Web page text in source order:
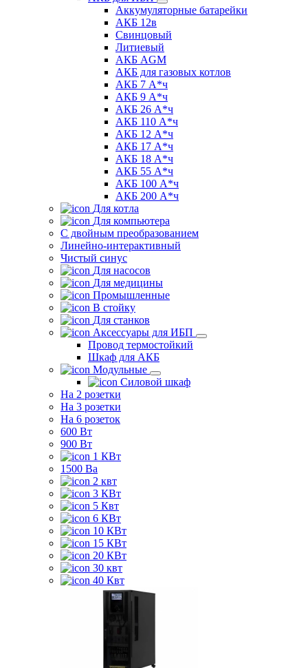
Аккумуляторные батарейки
АКБ 12в
Свинцовый
Литиевый
АКБ AGM
АКБ для газовых котлов
АКБ 7 А*ч
АКБ 9 А*ч
АКБ 26 А*ч
АКБ 110 А*ч
АКБ 12 А*ч
АКБ 17 А*ч
АКБ 18 А*ч
АКБ 55 А*ч
АКБ 100 А*ч
АКБ 200 А*ч
Для котла
Для компьютера
C двойным преобразованием
Линейно-интерактивный
Чистый синус
Для насосов
Для медицины
Промышленные
В стойку
Для станков
Аксессуары для ИБП
Провод термостойкий
Шкаф для АКБ
Модульные
Силовой шкаф
На 2 розетки
На 3 розетки
На 6 розеток
600 Вт
900 Вт
1 КВт
1500 Ва
2 квт
3 КВт
5 Квт
6 КВт
10 КВт
15 КВт
20 КВт
30 квт
40 Квт